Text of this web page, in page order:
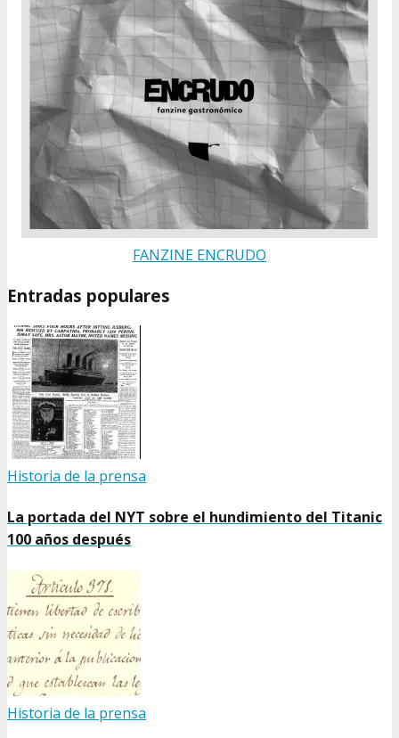
FANZINE ENCRUDO
Entradas populares
Historia de la prensa
La portada del NYT sobre el hundimiento del Titanic
100 años después
Historia de la prensa